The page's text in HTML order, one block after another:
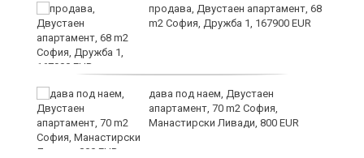
продава, Двустаен апартамент, 68
m2 София, Дружба 1, 167900 EUR
дава под наем, Двустаен
апартамент, 70 m2 София,
Манастирски Ливади, 800 EUR